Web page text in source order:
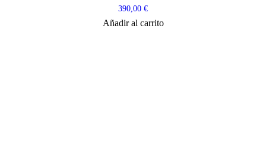
390,00 €
Añadir al carrito